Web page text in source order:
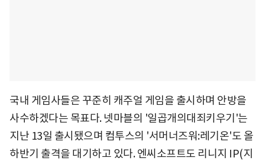
국내 게임사들은 꾸준히 캐주얼 게임을 출시하며 안방을
사수하겠다는 목표다. 넷마블의 '일곱개의대죄키우기'는
지난 13일 출시됐으며 컴투스의 '서머너즈워:레기온'도 올
하반기 출격을 대기하고 있다. 엔씨소프트도 리니지 IP(지